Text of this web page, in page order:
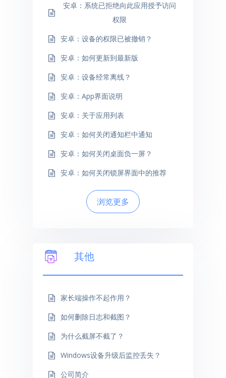
安卓：系统已拒绝向此应用授予访问
权限
安卓：设备的权限已被撤销？
安卓：如何更新到最新版
安卓：设备经常离线？
安卓：App界面说明
安卓：关于应用列表
安卓：如何关闭通知栏中通知
安卓：如何关闭桌面负一屏？
安卓：如何关闭锁屏界面中的推荐
浏览更多
其他
家长端操作不起作用？
如何删除日志和截图？
为什么截屏不截了？
Windows设备升级后监控丢失？
公司简介